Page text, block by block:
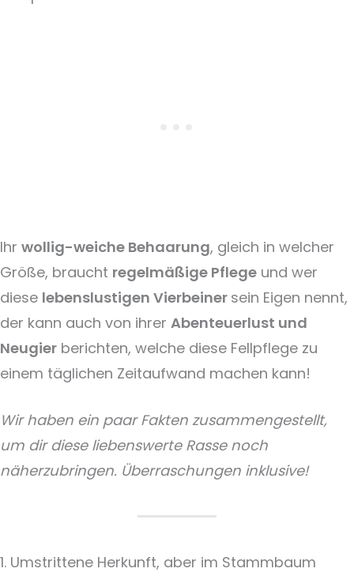
Ihr wollig-weiche Behaarung, gleich in welcher
Größe, braucht regelmäßige Pflege und wer
diese lebenslustigen Vierbeiner sein Eigen nennt,
der kann auch von ihrer Abenteuerlust und
Neugier berichten, welche diese Fellpflege zu
einem täglichen Zeitaufwand machen kann!
Wir haben ein paar Fakten zusammengestellt,
um dir diese liebenswerte Rasse noch
näherzubringen. Überraschungen inklusive!
1. Umstrittene Herkunft, aber im Stammbaum